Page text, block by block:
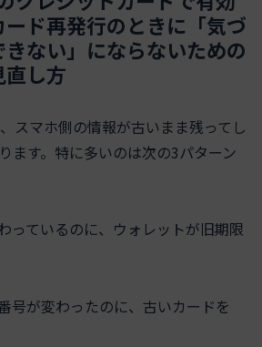
ド再発行のときに「気づ
ない」にならないための
し方
スマホ側の情報が古いまま残ってし
ます。特に多いのは次の3パターン
っているのに、ウォレットが旧期限
号が変わったのに、古いカードを